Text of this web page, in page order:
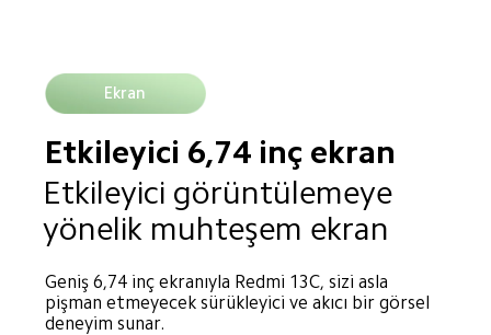
Ekran
Etkileyici 6,74 inç ekran
Etkileyici görüntülemeye
yönelik muhteşem ekran
Geniş 6,74 inç ekranıyla Redmi 13C, sizi asla
pişman etmeyecek sürükleyici ve akıcı bir görsel
deneyim sunar.